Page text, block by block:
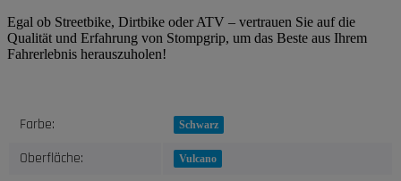
Egal ob Streetbike, Dirtbike oder ATV – vertrauen Sie auf die
Qualität und Erfahrung von Stompgrip, um das Beste aus Ihrem
Fahrerlebnis herauszuholen!
Produkteigenschaft
Wert
Farbe: Schwarz
Oberfläche: Vulcano